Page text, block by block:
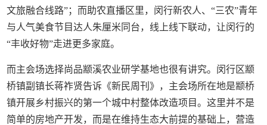
文旅融合线路”；而助农直播区里，闵行新农人、“三农”青年
与人气美食节目达人朱厘米同台，线上线下联动，让闵行的
“丰收好物”走进更多家庭。
而主会场选择尚品颛溪农业研学基地也很有讲究。闵行区颛
桥镇副镇长蒋祚贤告诉《新民周刊》，主会场所在地是颛桥
镇开展乡村振兴的第一个城中村整体改造项目。这里并不是
简单的房地产开发，而是在维持生态大前提的基础上，营造